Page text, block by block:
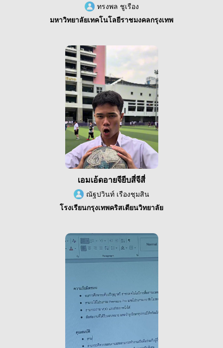
ทรงพล ชูเรือง
มหาวิทยาลัยเทคโนโลยีราชมงคลกรุงเทพ
เอมเอ้ดอายจียีบสี่จีสี่
ณัฐปวินท์ เรืองชุมสิน
โรงเรียนกรุงเทพคริสเตียนวิทยาลัย